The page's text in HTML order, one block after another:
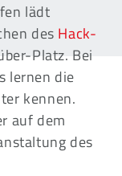
lädt
des Hack-
Platz. Bei
lernen die
kennen.
auf dem
des